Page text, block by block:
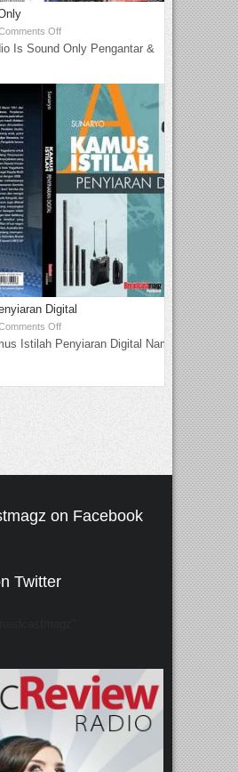
Off
Is Sound Only Pengantar &
Digital
Off
Istilah Penyiaran Digital Nama
on Facebook
Twitter